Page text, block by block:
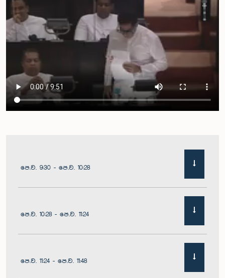
පෙ.ව. 9:30 - පෙ.ව. 10:28
පෙ.ව. 10:28 - පෙ.ව. 11:24
පෙ.ව. 11:24 - පෙ.ව. 11:48